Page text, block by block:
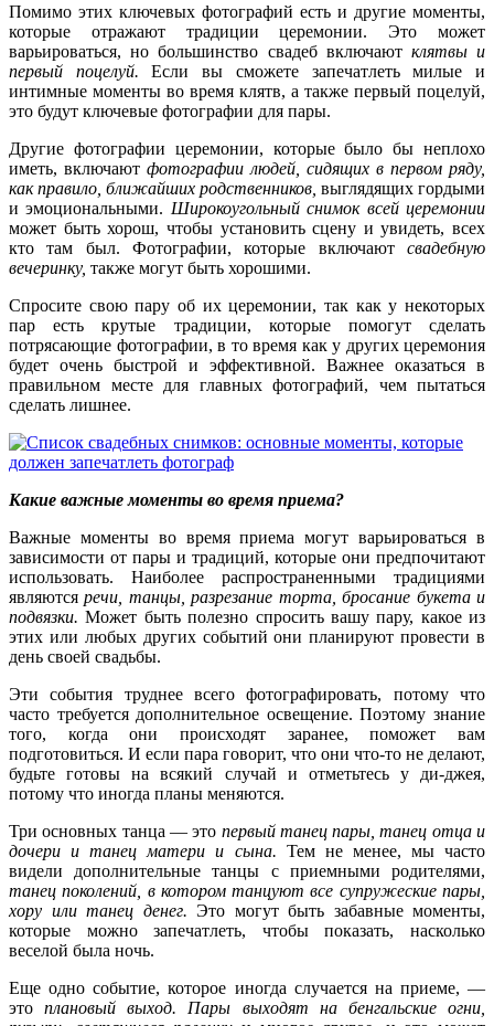
Помимо этих ключевых фотографий есть и другие моменты,
которые отражают традиции церемонии. Это может
варьироваться, но большинство свадеб включают клятвы и
первый поцелуй.
Если вы сможете запечатлеть милые и
интимные моменты во время клятв, а также первый поцелуй,
это будут ключевые фотографии для пары.
Другие фотографии церемонии, которые было бы неплохо
иметь, включают фотографии людей, сидящих в первом ряду,
как правило, ближайших родственников, выглядящих гордыми
и эмоциональными. Широкоугольный снимок всей церемонии
может быть хорош, чтобы установить сцену и увидеть, всех
кто там был. Фотографии, которые включают свадебную
вечеринку, также могут быть хорошими.
Спросите свою пару об их церемонии, так как у некоторых
пар есть крутые традиции, которые помогут сделать
потрясающие фотографии, в то время как у других церемония
будет очень быстрой и эффективной. Важнее оказаться в
правильном месте для главных фотографий, чем пытаться
сделать лишнее.
Какие важные моменты во время приема?
Важные моменты во время приема могут варьироваться в
зависимости от пары и традиций, которые они предпочитают
использовать. Наиболее распространенными традициями
являютсяречи, танцы, разрезание торта, бросание букета и
подвязки.Может быть полезно спросить вашу пару, какое из
этих или любых других событий они планируют провести в
день своей свадьбы.
Эти события труднее всего фотографировать, потому что
часто требуется дополнительное освещение. Поэтому знание
того, когда они происходят заранее, поможет вам
подготовиться. И если пара говорит, что они что-то не делают,
будьте готовы на всякий случай и отметьтесь у ди-джея,
потому что иногда планы меняются.
Три основных танца — это первый танец пары, танец отца и
дочери и танец матери и сына. Тем не менее, мы часто
видели дополнительные танцы с приемными родителями,
танец поколений, в котором танцуют все супружеские пары,
хору или танец денег. Это могут быть забавные моменты,
которые можно запечатлеть, чтобы показать, насколько
веселой была ночь.
Еще одно событие, которое иногда случается на приеме, —
этоплановый выход. Пары выходят на бенгальские огни,